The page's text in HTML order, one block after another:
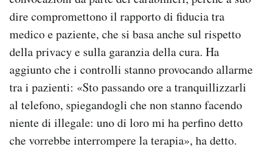
dire compromettono il rapporto di fiducia tra
medico e paziente, che si basa anche sul rispetto
della privacy e sulla garanzia della cura. Ha
aggiunto che i controlli stanno provocando allarme
tra i pazienti: «Sto passando ore a tranquillizzarli
al telefono, spiegandogli che non stanno facendo
niente di illegale: uno di loro mi ha perfino detto
che vorrebbe interrompere la terapia», ha detto.